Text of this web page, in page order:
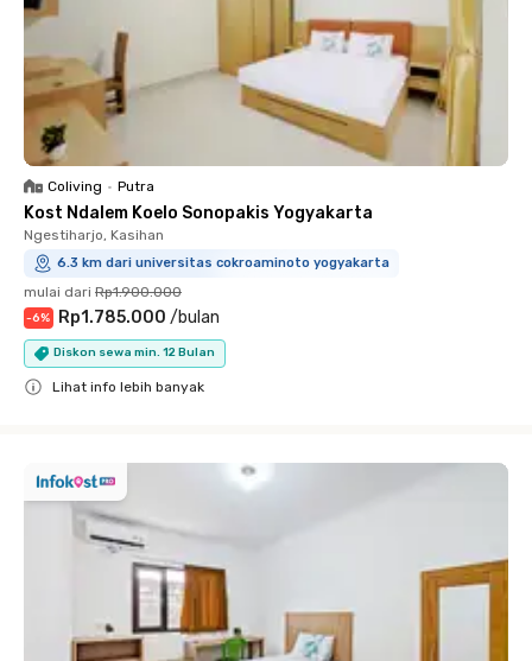
Coliving • Putra
Kost Ndalem Koelo Sonopakis Yogyakarta
Ngestiharjo, Kasihan
6.3 km dari universitas cokroaminoto yogyakarta
mulai dari Rp1.900.000
-6% Rp1.785.000 /bulan
Diskon sewa min. 12 Bulan
Lihat info lebih banyak